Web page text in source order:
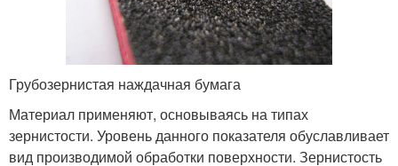
Грубозернистая наждачная бумага
Материал применяют, основываясь на типах
зернистости. Уровень данного показателя обуславливает
вид производимой обработки поверхности. Зернистость